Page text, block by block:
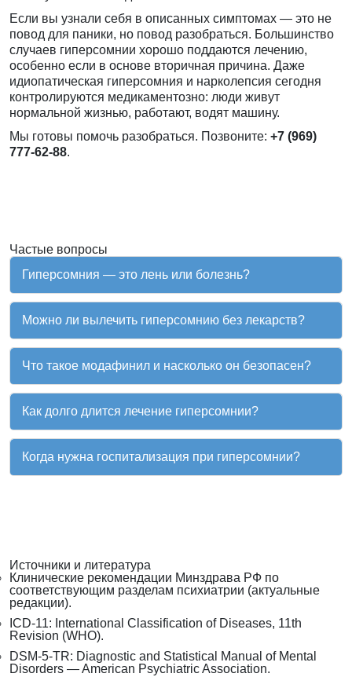
Если вы узнали себя в описанных симптомах — это не
повод для паники, но повод разобраться. Большинство
случаев гиперсомнии хорошо поддаются лечению,
особенно если в основе вторичная причина. Даже
идиопатическая гиперсомния и нарколепсия сегодня
контролируются медикаментозно: люди живут
нормальной жизнью, работают, водят машину.
Мы готовы помочь разобраться. Позвоните: +7 (969)
777-62-88.
Частые вопросы
Гиперсомния — это лень или болезнь?
Можно ли вылечить гиперсомнию без лекарств?
Что такое модафинил и насколько он безопасен?
Как долго длится лечение гиперсомнии?
Когда нужна госпитализация при гиперсомнии?
Источники и литература
Клинические рекомендации Минздрава РФ по
соответствующим разделам психиатрии (актуальные
редакции).
ICD-11: International Classification of Diseases, 11th
Revision (WHO).
DSM-5-TR: Diagnostic and Statistical Manual of Mental
Disorders — American Psychiatric Association.